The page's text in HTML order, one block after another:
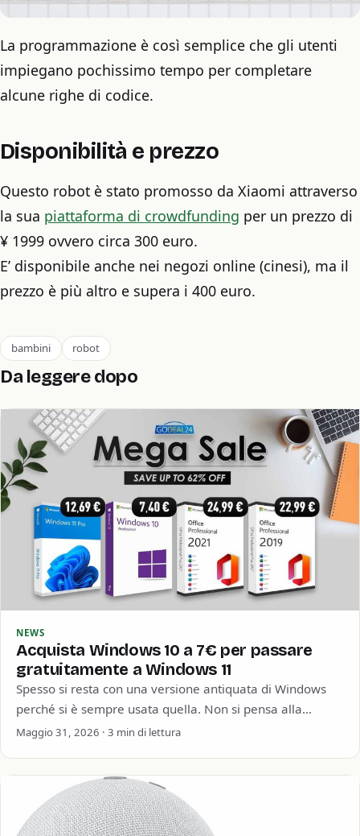
La programmazione è così semplice che gli utenti
impiegano pochissimo tempo per completare
alcune righe di codice.
Disponibilità e prezzo
Questo robot è stato promosso da Xiaomi attraverso
la sua piattaforma di crowdfunding per un prezzo di
¥ 1999 ovvero circa 300 euro.
E’ disponibile anche nei negozi online (cinesi), ma il
prezzo è più altro e supera i 400 euro.
bambini robot
Da leggere dopo
NEWS
Acquista Windows 10 a 7€ per passare
gratuitamente a Windows 11
Spesso si resta con una versione antiquata di Windows
perché si è sempre usata quella. Non si pensa alla
sicurezza informatica o…
Maggio 31, 2026 · 3 min di lettura